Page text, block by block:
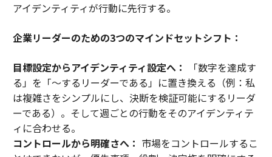
アイデンティティが行動に先行する。
企業リーダーのための3つのマインドセットシフト：
目標設定からアイデンティティ設定へ：
「数字を達成す
る」を「〜するリーダーである」に置き換える（例：私
は複雑さをシンプルにし、決断を検証可能にするリーダ
ーである）。そして週ごとの行動をそのアイデンティテ
ィに合わせる。
コントロールから明確さへ： 市場をコントロールするこ